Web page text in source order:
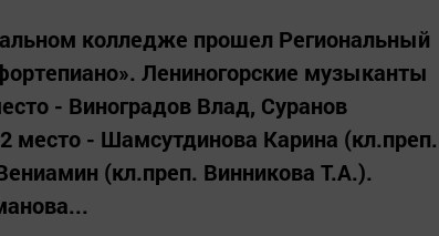
колледже прошел Региональный
Лениногорские музыканты
- Виноградов Влад, Суранов
место - Шамсутдинова Карина (кл.преп.
(кл.преп. Винникова Т.А.).